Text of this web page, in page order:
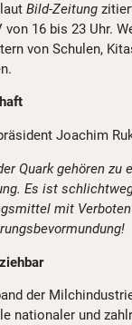
Bild-Zeitung
von 16 bis 23 Uhr.
von Schulen,
Joachim
Quark gehören zu
Es ist
mit
der
nationaler und